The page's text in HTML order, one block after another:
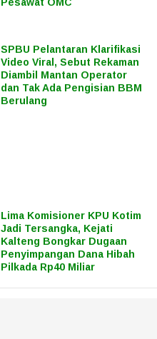
Pesawat OMC
SPBU Pelantaran Klarifikasi
Video Viral, Sebut Rekaman
Diambil Mantan Operator
dan Tak Ada Pengisian BBM
Berulang
Lima Komisioner KPU Kotim
Jadi Tersangka, Kejati
Kalteng Bongkar Dugaan
Penyimpangan Dana Hibah
Pilkada Rp40 Miliar